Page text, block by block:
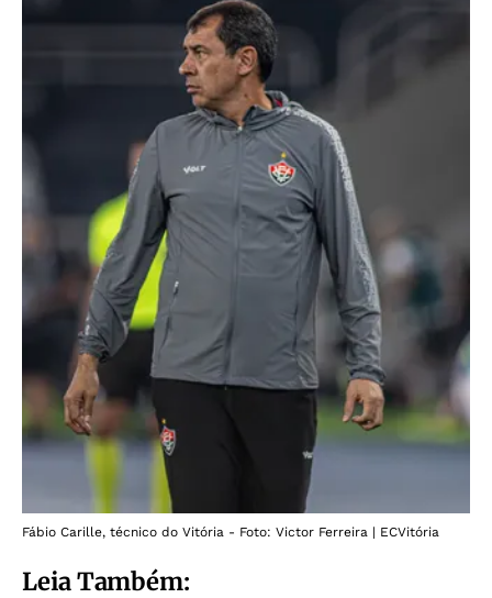
Fábio Carille, técnico do Vitória - Foto: Victor Ferreira | ECVitória
Leia Também: